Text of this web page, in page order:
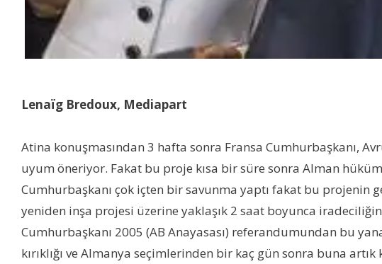
Lenaïg Bredoux, Mediapart
Atina konuşmasından 3 hafta sonra Fransa Cumhurbaşkanı,
uyum öneriyor. Fakat bu proje kısa bir süre sonra Alman
Cumhurbaşkanı çok içten bir savunma yaptı fakat bu projenin
yeniden inşa projesi üzerine yaklaşık 2 saat boyunca
Cumhurbaşkanı 2005 (AB Anayasası) referandumundan bu
kırıklığı ve Almanya seçimlerinden bir kaç gün sonra buna